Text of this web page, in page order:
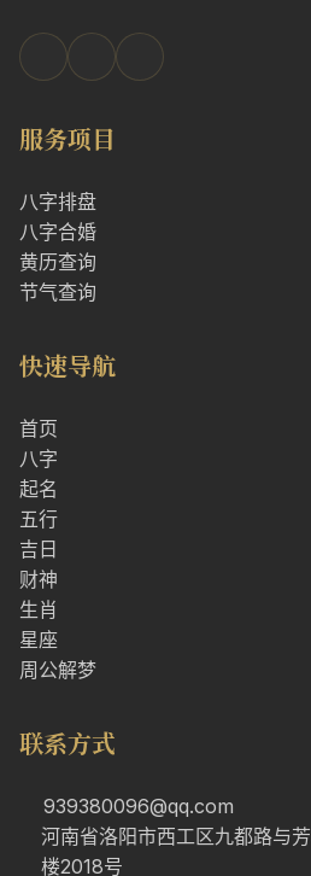
服务项目
八字排盘
八字合婚
黄历查询
节气查询
快速导航
首页
八字
起名
五行
吉日
财神
生肖
星座
周公解梦
联系方式
939380096@qq.com
河南省洛阳市西工区九都路与
楼2018号